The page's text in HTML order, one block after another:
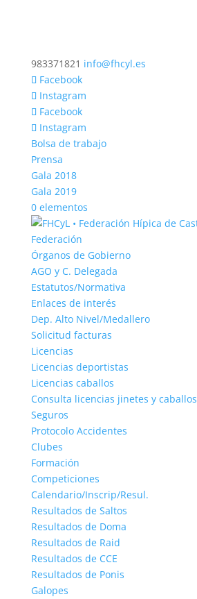
983371821 info@fhcyl.es
Facebook
Instagram
Facebook
Instagram
Bolsa de trabajo
Prensa
Gala 2018
Gala 2019
0 elementos
Federación
Órganos de Gobierno
AGO y C. Delegada
Estatutos/Normativa
Enlaces de interés
Dep. Alto Nivel/Medallero
Solicitud facturas
Licencias
Licencias deportistas
Licencias caballos
Consulta licencias jinetes y caballos
Seguros
Protocolo Accidentes
Clubes
Formación
Competiciones
Calendario/Inscrip/Resul.
Resultados de Saltos
Resultados de Doma
Resultados de Raid
Resultados de CCE
Resultados de Ponis
Galopes